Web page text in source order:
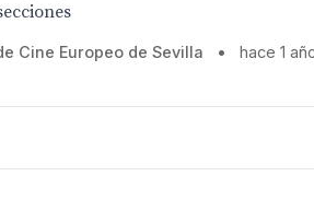
Cine Europeo de Sevilla • hace 1